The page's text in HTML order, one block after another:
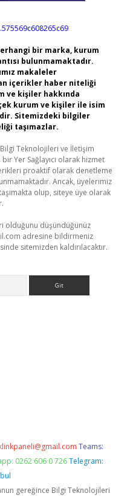
bir marka, kurum
bulunmamaktadır.
makaleler
içerikler haber niteliği
ve kişiler hakkında
kurum ve kişiler ile isim
Sitemizdeki bilgiler
taşımazlar.
Bilgi Teknolojileri ve İletişim
Yer Sağlayıcı olarak hizmet
proaktif olarak denetleme
Ancak, üyelerimiz
olup, siteye üye olarak
olduğunu düşündüğünüz
adresine bildirmeniz
sitemizden kaldırılacaktır.
Teams:
0262 606 0 726 Telegram:
gereğince Bilgi Teknolojileri